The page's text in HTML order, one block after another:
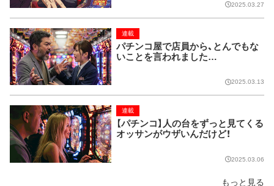
2025.03.27
パチンコ屋で店員から、とんでもな
いことを言われました…
連載
2025.03.13
【パチンコ】人の台をずっと見てくる
オッサンがウザいんだけど！
連載
2025.03.06
もっと見る